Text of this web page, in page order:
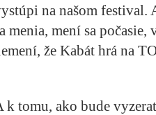
na našom festival.
menia, mení sa počasie,
že Kabát hrá na
k tomu, ako bude